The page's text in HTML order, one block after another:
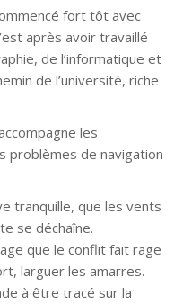
fort tôt avec
après avoir travaillé
de l’informatique et
de l’université, riche
les
problèmes de navigation
tranquille, que les vents
se déchaîne.
que le conflit fait rage
larguer les amarres.
à être tracé sur la